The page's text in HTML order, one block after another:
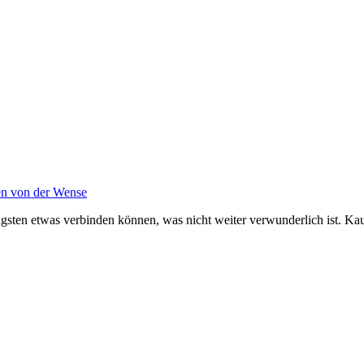
von der Wense
etwas verbinden können, was nicht weiter verwunderlich ist.